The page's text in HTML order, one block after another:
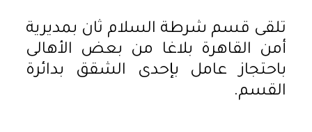
تلقى قسم شرطة السلام ثان بمديرية
أمن القاهرة بلاغا من بعض الأهالى
باحتجاز عامل بإحدى الشقق بدائرة
القسم.